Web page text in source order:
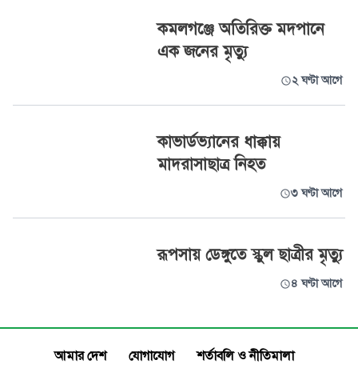
কমলগঞ্জে অতিরিক্ত মদপানে
এক জনের মৃত্যু
২ ঘণ্টা আগে
কাভার্ডভ্যানের ধাক্কায়
মাদরাসাছাত্র নিহত
৩ ঘণ্টা আগে
রূপসায় ডেঙ্গুতে স্কুল ছাত্রীর মৃত্যু
৪ ঘণ্টা আগে
আমার দেশ যোগাযোগ
শর্তাবলি ও নীতিমালা